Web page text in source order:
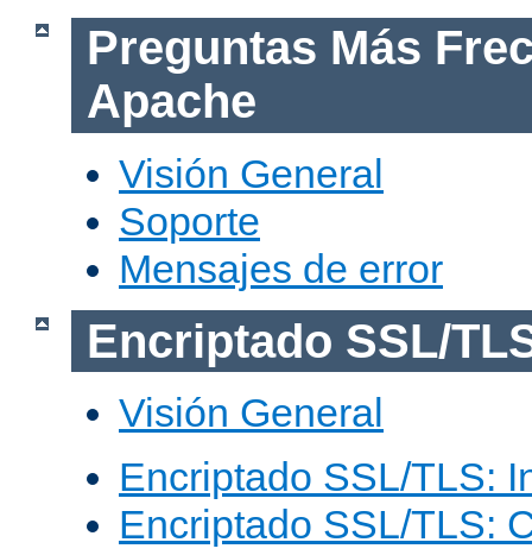
Preguntas Más
Apache
Visión General
Soporte
Mensajes de error
Encriptado SSL/
Visión General
Encriptado SSL/TLS:
Encriptado SSL/TLS: